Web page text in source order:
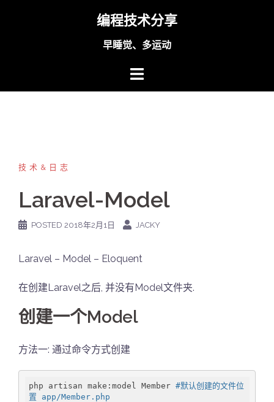
编程技术分享
早睡觉、多运动
技术&日志
Laravel-Model
POSTED 2018年2月1日 JACKY
Laravel – Model – Eloquent
在创建Laravel之后, 并没有Model文件夹.
创建一个Model
方法一: 通过命令方式创建
php artisan make:model Member #默认创建的文件位
置 app/Member.php